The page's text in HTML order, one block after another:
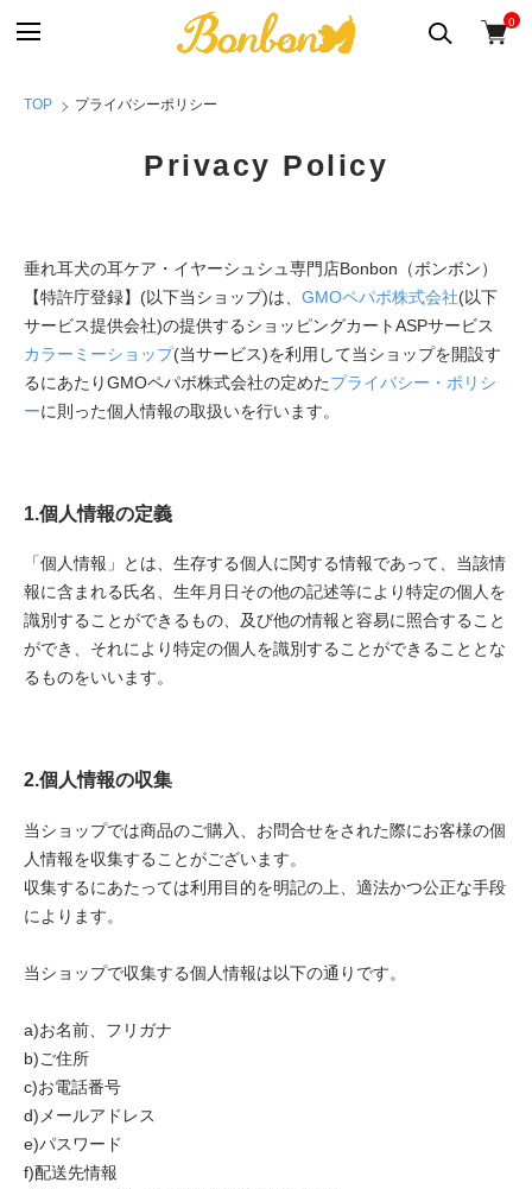
0
TOP プライバシーポリシー
Privacy Policy
垂れ耳犬の耳ケア・イヤーシュシュ専門店Bonbon（ボンボン）
【特許庁登録】(以下当ショップ)は、 GMOペパボ株式会社(以下
サービス提供会社)の提供するショッピングカートASPサービス
カラーミーショップ(当サービス)を利用して当ショップを開設す
るにあたりGMOペパボ株式会社の定めたプライバシー・ポリシ
ーに則った個人情報の取扱いを行います。
1.個人情報の定義
「個人情報」とは、生存する個人に関する情報であって、当該情
報に含まれる氏名、生年月日その他の記述等により特定の個人を
識別することができるもの、及び他の情報と容易に照合すること
ができ、それにより特定の個人を識別することができることとな
るものをいいます。
2.個人情報の収集
当ショップでは商品のご購入、お問合せをされた際にお客様の個
人情報を収集することがございます。
収集するにあたっては利用目的を明記の上、適法かつ公正な手段
によります。
当ショップで収集する個人情報は以下の通りです。
a)お名前、フリガナ
b)ご住所
c)お電話番号
d)メールアドレス
e)パスワード
f)配送先情報